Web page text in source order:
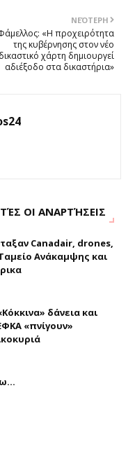
ΝΕΌΤΕΡΗ
«Η προχειρότητα
της κυβέρνησης στον νέο
δικαστικό χάρτη δημιουργεί
αδιέξοδο στα δικαστήρια»
ΟΙ ΑΝΑΡΤΉΣΕΙΣ
Canadair, drones,
Ανάκαμψης και
δάνεια και
«πνίγουν»